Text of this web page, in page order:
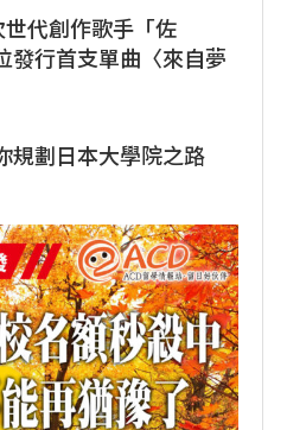
代創作歌手「佐
發行首支單曲〈來自夢
規劃日本大學院之路